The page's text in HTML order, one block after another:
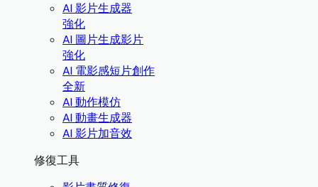
AI 影片生成器
強化
AI 圖片生成影片
強化
AI 電影感短片創作
全新
AI 動作模仿
AI 動畫生成器
AI 影片加音效
修復工具